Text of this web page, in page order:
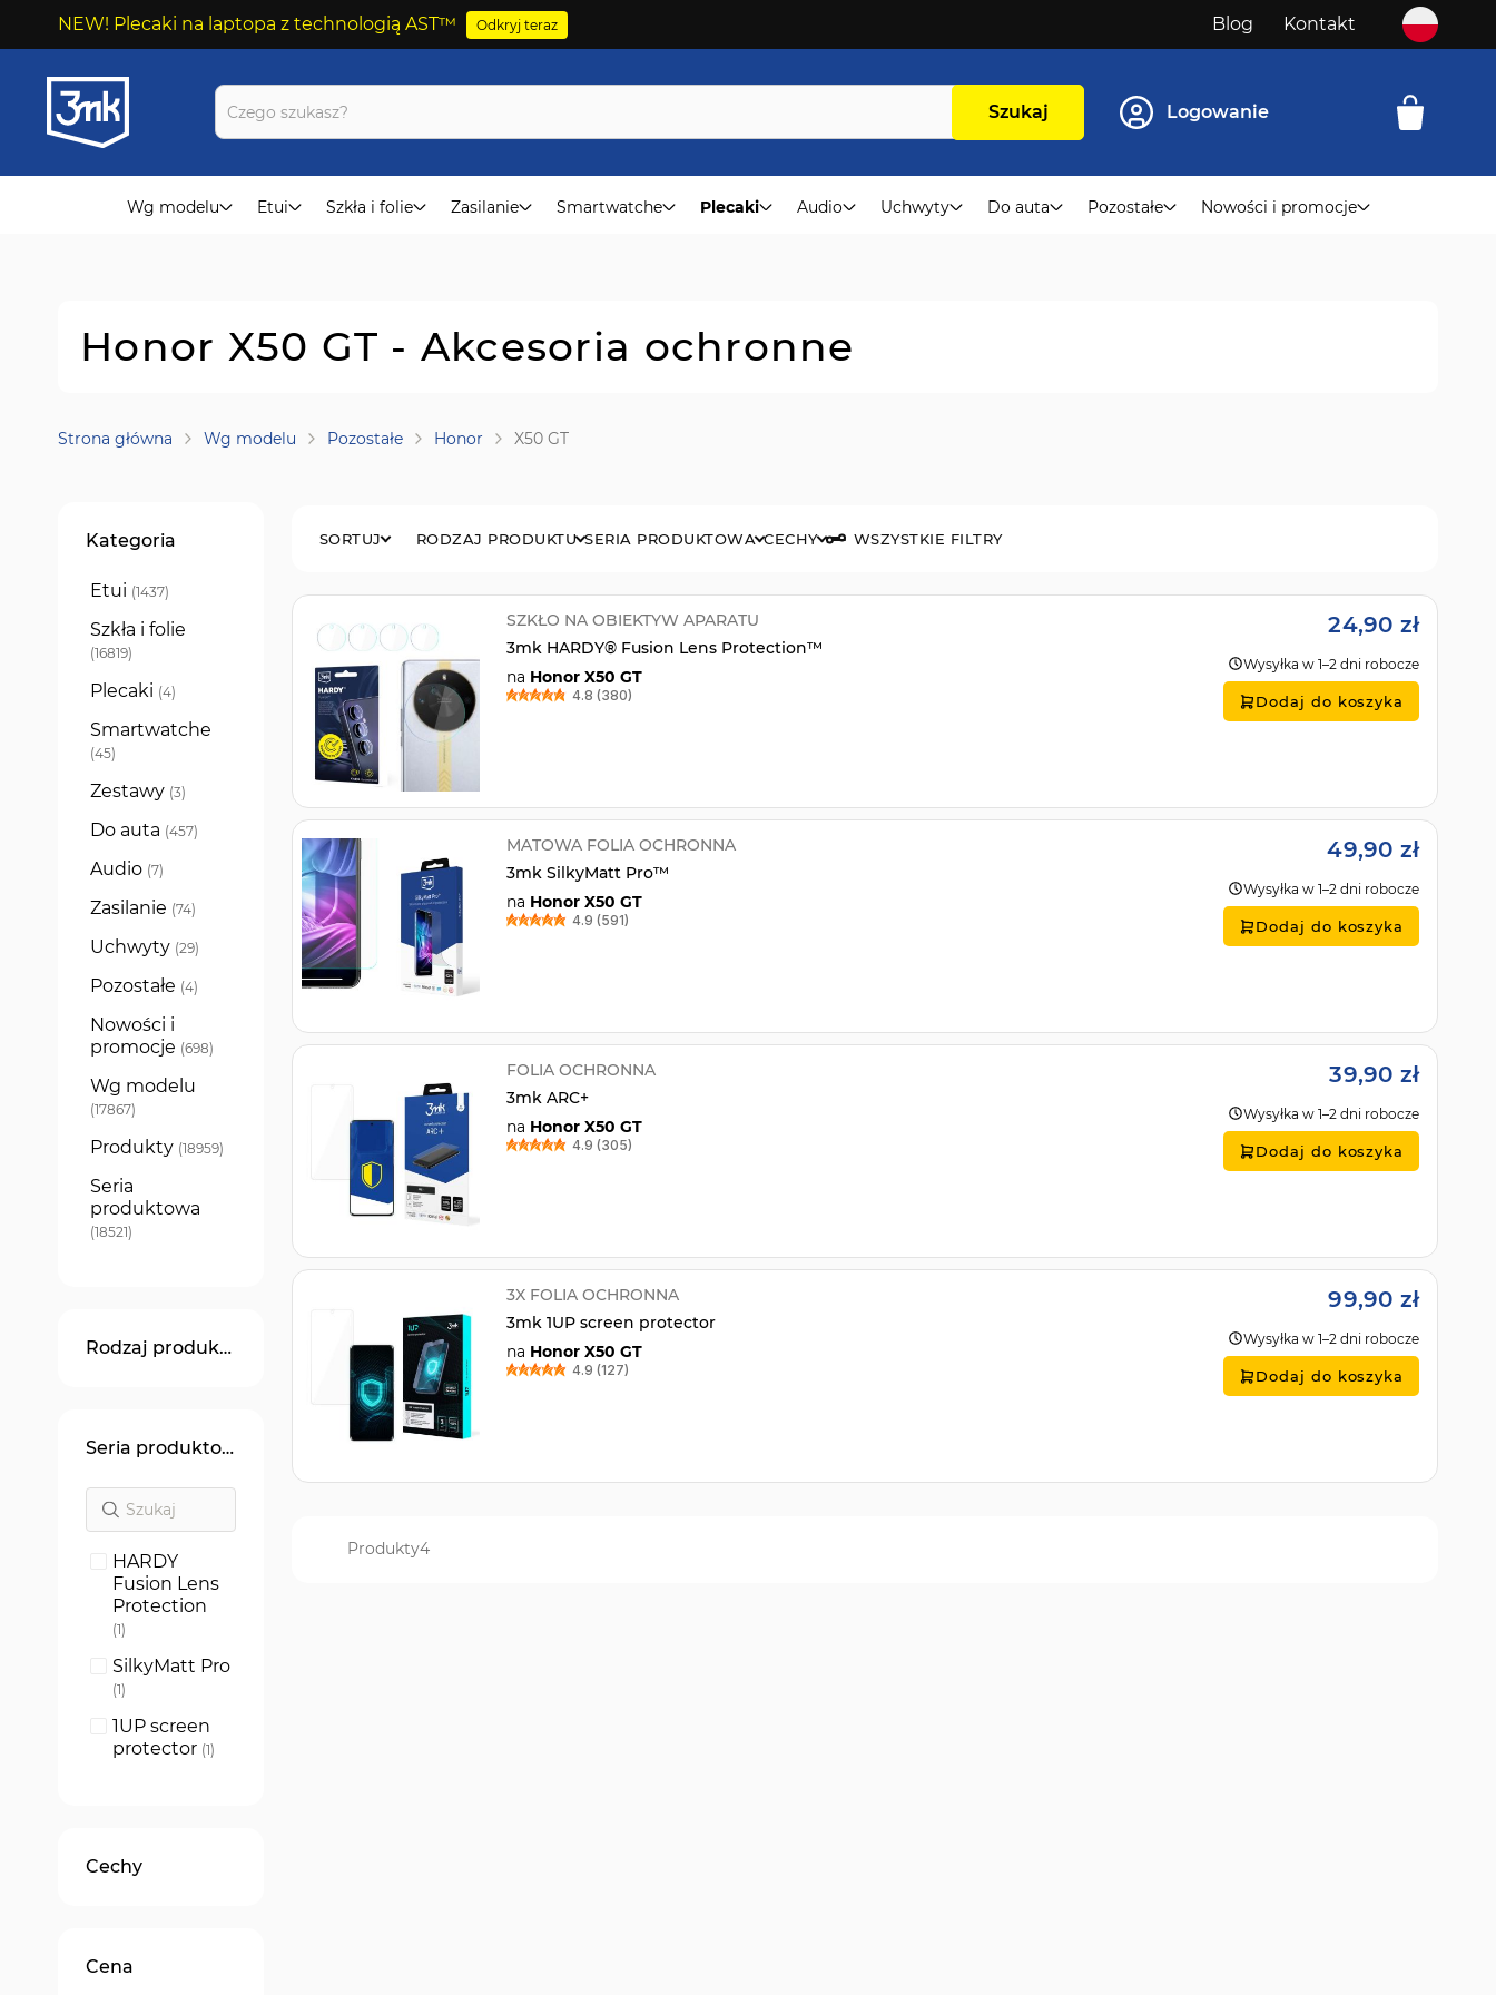
NEW! Plecaki na laptopa z technologią AST™ Odkryj teraz
Przejdź
do
treści
Blog Kontakt
Szukaj Logowanie
Wg modelu Etui Szkła i folie Zasilanie Smartwatche Plecaki Audio Uchwyty Do auta Pozostałe Nowości i promocje
Honor X50 GT - Akcesoria ochronne
Strona główna Wg modelu Pozostałe Honor X50 GT
RODZAJ PRODUKTU SERIA PRODUKTOWA CECHY WSZYSTKIE FILTRY
SORTUJ
SZKŁO NA OBIEKTYW APARATU
3mk HARDY® Fusion Lens Protection™
na Honor X50 GT
4.8 (380)
24,90 zł
Wysyłka w 1–2 dni robocze
Dodaj do koszyka
MATOWA FOLIA OCHRONNA
3mk SilkyMatt Pro™
na Honor X50 GT
4.9 (591)
49,90 zł
Wysyłka w 1–2 dni robocze
Dodaj do koszyka
FOLIA OCHRONNA
3mk ARC+
na Honor X50 GT
4.9 (305)
39,90 zł
Wysyłka w 1–2 dni robocze
Dodaj do koszyka
3X FOLIA OCHRONNA
3mk 1UP screen protector
na Honor X50 GT
4.9 (127)
99,90 zł
Wysyłka w 1–2 dni robocze
Dodaj do koszyka
Produkty4
Kategoria
Etui 1437
produkty
Szkła i folie
16819
produkty
Plecaki 4
produkty
Smartwatche
45
produkty
Zestawy 3
produkty
Do auta 457
produkty
Audio 7
produkty
Zasilanie 74
produkty
Uchwyty 29
produkty
Pozostałe 4
produkty
Nowości i
promocje 698
produkty
Wg modelu
17867
produkty
Produkty 18959
produkty
Seria
produktowa
18521
produkty
Rodzaj produktu
Seria produktowa
HARDY
Fusion Lens
Protection
1
produkt
SilkyMatt Pro
1
produkt
1UP screen
protector 1
produkt
Cechy
Cena